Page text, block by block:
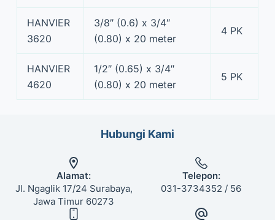
HANVIER
3620
3/8″ (0.6) x 3/4″
(0.80) x 20 meter
4 PK
HANVIER
4620
1/2″ (0.65) x 3/4″
(0.80) x 20 meter
5 PK
Hubungi Kami
Alamat:
Jl. Ngaglik 17/24 Surabaya,
Jawa Timur 60273
Telepon:
031-3734352 / 56